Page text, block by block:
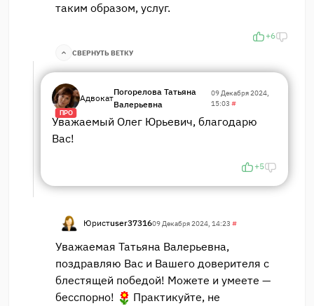
таким образом, услуг.
+6
СВЕРНУТЬ ВЕТКУ
ПРО
Адвокат
Погорелова Татьяна
Валерьевна
09 Декабря 2024,
15:03 #
Уважаемый Олег Юрьевич, благодарю
Вас!
+5
Юристuser3731609 Декабря 2024, 14:23 #
Уважаемая Татьяна Валерьевна,
поздравляю Вас и Вашего доверителя с
блестящей победой! Можете и умеете —
бесспорно!
Практикуйте, не